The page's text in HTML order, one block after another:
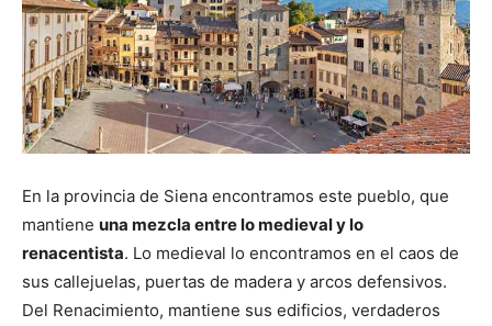
En la provincia de Siena encontramos este pueblo, que
mantiene una mezcla entre lo medieval y lo
renacentista. Lo medieval lo encontramos en el caos de
sus callejuelas, puertas de madera y arcos defensivos.
Del Renacimiento, mantiene sus edificios, verdaderos